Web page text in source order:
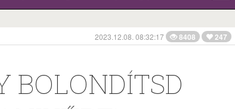
2023.12.08. 08:32:17 8408 247
BOLONDÍTSD